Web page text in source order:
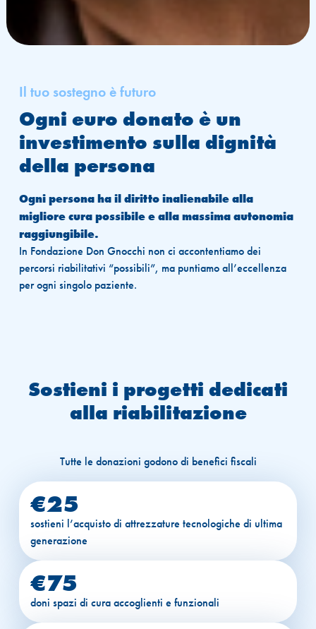
Il tuo sostegno è futuro
Ogni euro donato è un
investimento sulla dignità
della persona
Ogni persona ha il diritto inalienabile alla
migliore cura possibile e alla massima autonomia
raggiungibile.
In Fondazione Don Gnocchi non ci accontentiamo dei
percorsi riabilitativi “possibili”, ma puntiamo all’eccellenza
per ogni singolo paziente.
Sostieni i progetti dedicati
alla riabilitazione
€25
sostieni l’acquisto di attrezzature tecnologiche di ultima
generazione
€75
doni spazi di cura accoglienti e funzionali